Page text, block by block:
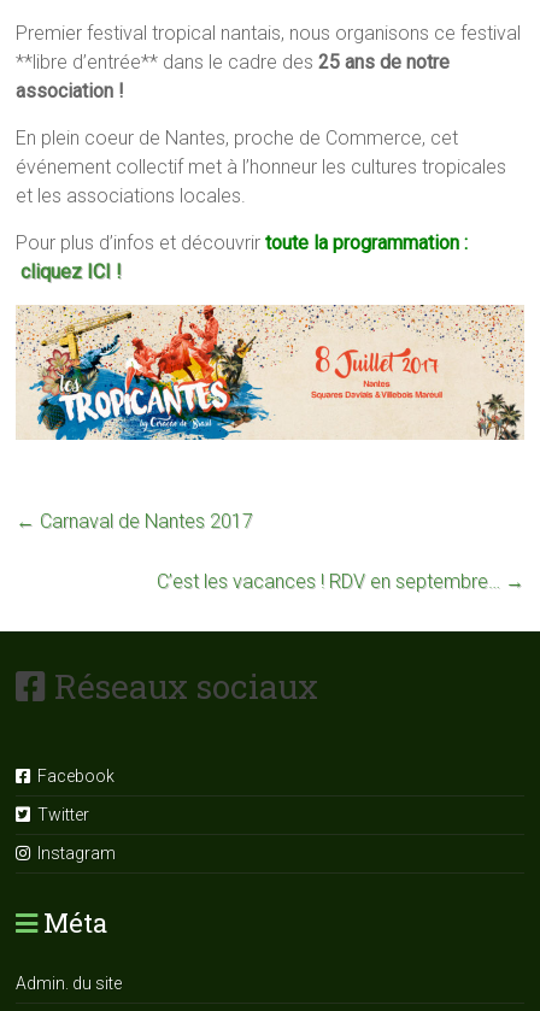
Premier festival tropical nantais, nous organisons ce festival
**libre d’entrée** dans le cadre des25 ans de notre
association !
En plein coeur de Nantes, proche de Commerce, cet
événement collectif met à l’honneur les cultures tropicales
et les associations locales.
Pour plus d’infos et découvrirtoute la programmation :
cliquez ICI !
← Carnaval de Nantes 2017
C’est les vacances ! RDV en septembre… →
Réseaux sociaux
Facebook
Twitter
Instagram
Méta
Admin. du site